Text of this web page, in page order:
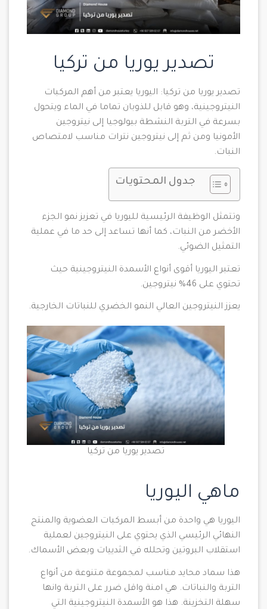
تصدير يوريا من تركيا
تصدير يوريا من تركيا: اليوريا يعتبر من أهم المركبات
النيتروجينية، وهو قابل للذوبان تماما في الماء ويتحول
بسرعة في التربة النشطة بيولوجيا إلى نيتروجين
الأمونيا ومن ثم إلى نيتروجين نترات مناسب لامتصاص
النبات.
جدول المحتويات
وتتمثل الوظيفة الرئيسية لليوريا في تعزيز نمو الجزء
الأخضر من النبات، كما أنها تساعد إلى حد ما في عملية
التمثيل الضوئي.
تعتبر اليوريا أقوى أنواع الأسمدة النيتروجينية حيث
تحتوي على 46% نيتروجين.
يعزز النيتروجين العالي النمو الخضري للنباتات الخارجية.
تصدير يوريا من تركيا
ماهي اليوريا
اليوريا هي واحدة من أبسط المركبات العضوية والمنتج
النهائي الرئيسي الذي يحتوي على النيتروجين لعملية
استقلاب البروتين وتحلله في الثدييات وبعض الأسماك.
هذا سماد محايد مناسب لمجموعة متنوعة من أنواع
التربة والنباتات. هي امنة واقل ضرر على التربة وانها
سهلة التخزينة. هذا هو الأسمدة النيتروجينية التي